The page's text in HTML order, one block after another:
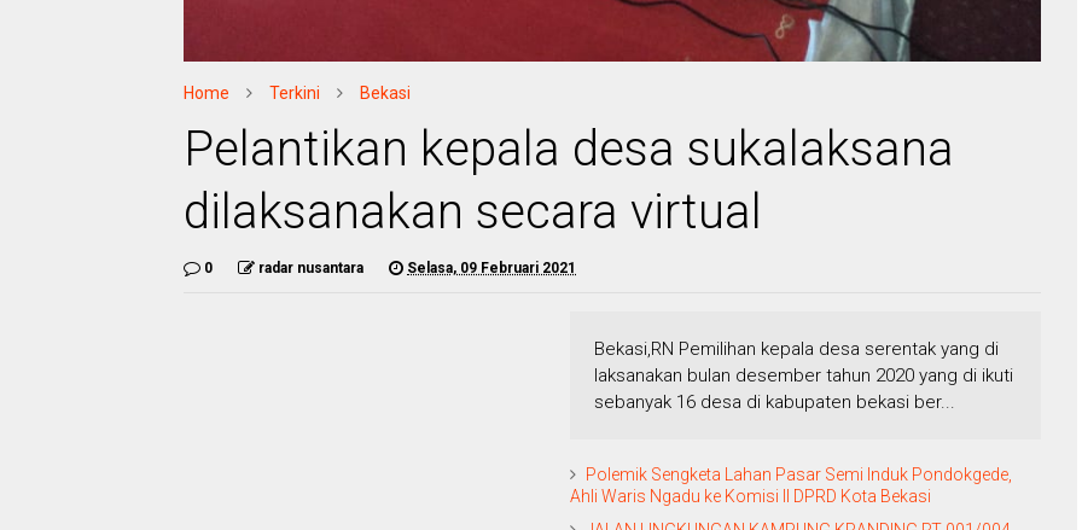
Home Terkini Bekasi
Pelantikan kepala desa sukalaksana
dilaksanakan secara virtual
0 radar nusantara Selasa, 09 Februari 2021
Bekasi,RN Pemilihan kepala desa serentak yang di
laksanakan bulan desember tahun 2020 yang di ikuti
sebanyak 16 desa di kabupaten bekasi ber...
Polemik Sengketa Lahan Pasar Semi Induk Pondokgede,
Ahli Waris Ngadu ke Komisi II DPRD Kota Bekasi